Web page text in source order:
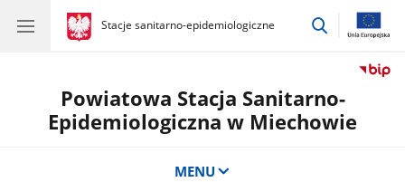
gov.pl
Stacje sanitarno-epidemiologiczne
gov.pl
Stacje
przejdź
Powiatowa Stacja Sanitarno-
Epidemiologiczna w Miechowie
MENU